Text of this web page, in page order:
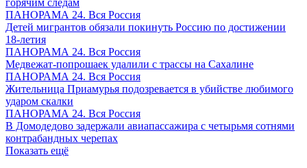
ПАНОРАМА 24. Вся Россия
Детей мигрантов обязали покинуть Россию по достижении
18-летия
ПАНОРАМА 24. Вся Россия
Медвежат-попрошаек удалили с трассы на Сахалине
ПАНОРАМА 24. Вся Россия
Жительница Приамурья подозревается в убийстве любимого
ударом скалки
ПАНОРАМА 24. Вся Россия
В Домодедово задержали авиапассажира с четырьмя сотнями
контрабандных черепах
Показать ещё